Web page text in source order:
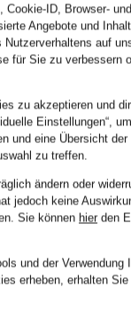
€
ID, Browser-
Angebote und
Nutzerverhaltens auf
für Sie zu verbessern
zu akzeptieren und
Einstellungen“,
und eine Übersicht
zu treffen.
ändern oder
jedoch keine
Sie können hier den
und der Verwendung
erheben, erhalten